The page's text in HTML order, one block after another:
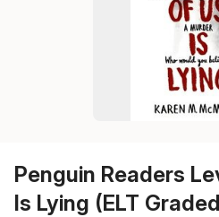
Penguin Readers
Is Lying (ELT